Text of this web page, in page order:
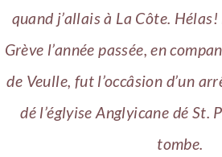
quand j’allais à La Côte.
Grève l’année passée, en
de Veulle, fut l’occâsion d’un
dé l’églyise Anglyicane dé St.
tombe.